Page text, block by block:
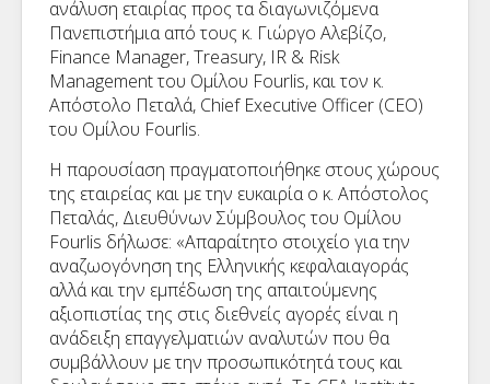
ανάλυση εταιρίας προς τα διαγωνιζόμενα
Πανεπιστήμια από τους κ. Γιώργο Αλεβίζο,
Finance Manager, Treasury, IR & Risk
Management του Ομίλου Fourlis, και τον κ.
Απόστολο Πεταλά, Chief Executive Officer (CEO)
του Ομίλου Fourlis.
Η παρουσίαση πραγματοποιήθηκε στους χώρους
της εταιρείας και με την ευκαιρία ο κ. Απόστολος
Πεταλάς, Διευθύνων Σύμβουλος του Ομίλου
Fourlis δήλωσε: «Απαραίτητο στοιχείο για την
αναζωογόνηση της Ελληνικής κεφαλαιαγοράς
αλλά και την εμπέδωση της απαιτούμενης
αξιοπιστίας της στις διεθνείς αγορές είναι η
ανάδειξη επαγγελματιών αναλυτών που θα
συμβάλλουν με την προσωπικότητά τους και